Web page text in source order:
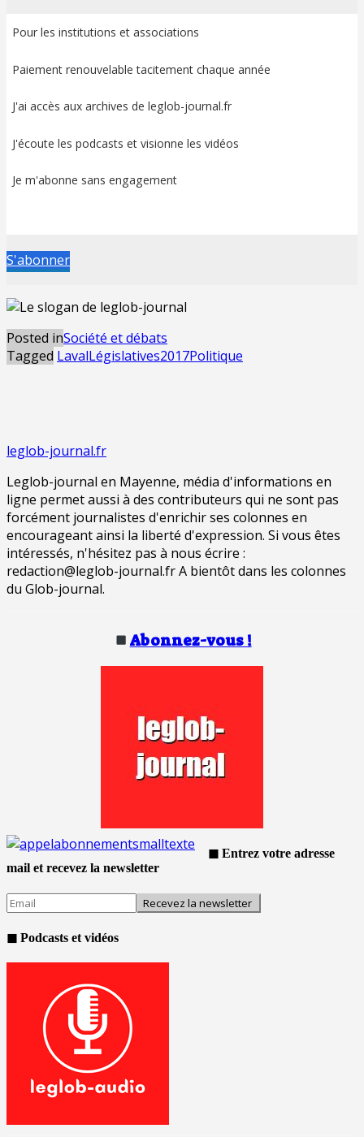
Pour les institutions et associations
Paiement renouvelable tacitement chaque année
J'ai accès aux archives de leglob-journal.fr
J'écoute les podcasts et visionne les vidéos
Je m'abonne sans engagement
S'abonner
Posted inSociété et débats
Tagged LavalLégislatives2017Politique
leglob-journal.fr
Leglob-journal en Mayenne, média d'informations en
ligne permet aussi à des contributeurs qui ne sont pas
forcément journalistes d'enrichir ses colonnes en
encourageant ainsi la liberté d'expression. Si vous êtes
intéressés, n'hésitez pas à nous écrire :
redaction@leglob-journal.fr A bientôt dans les colonnes
du Glob-journal.
Abonnez-vous !
◼ Entrez votre adresse
mail et recevez la newsletter
◼ Podcasts et vidéos